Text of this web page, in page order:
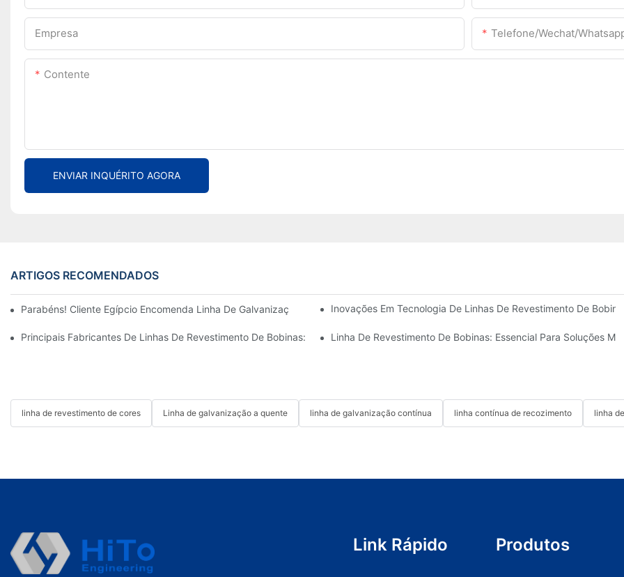
Empresa Telefone/Wechat/
Contente
ENVIAR INQUÉRITO AGORA
ARTIGOS RECOMENDADOS
Parabéns! Cliente Egípcio Encomenda Linha De Galvanização Contínua A Quente Com Cuba Dupla Da HiTo Engineering.
Inovações Em Tecnologia De Linhas De Revestimento De
Principais Fabricantes De Linhas De Revestimento De Bobinas: Um Guia Para CompradoresLinha De Revestimento De Bobinas: Essencial Para Soluções
linha de revestimento de cores Linha de galvanização a quente linha de galvanização contínua linha contínua de recozimento linha
Link Rápido Produtos